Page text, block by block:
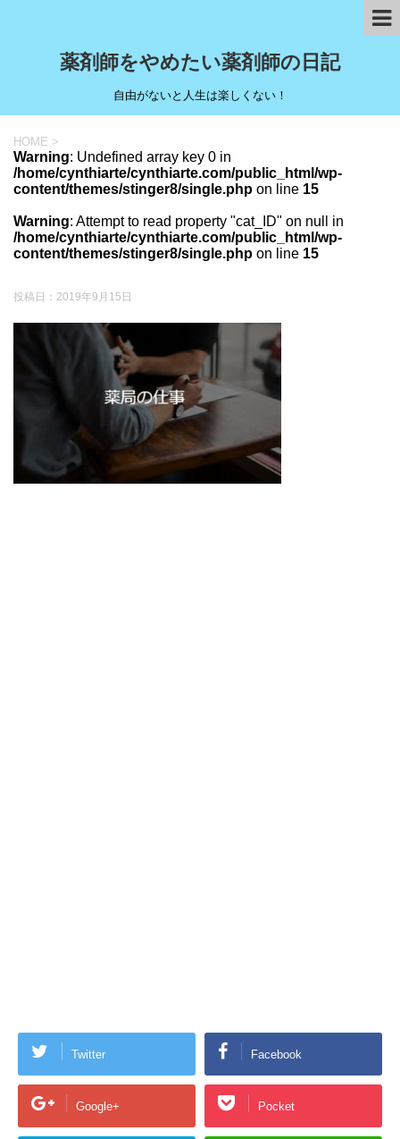
薬剤師をやめたい薬剤師の日記
自由がないと人生は楽しくない！
HOME >
Warning: Undefined array key 0 in
/home/cynthiarte/cynthiarte.com/public_html/wp-
content/themes/stinger8/single.php on line 15
Warning: Attempt to read property "cat_ID" on null in
/home/cynthiarte/cynthiarte.com/public_html/wp-
content/themes/stinger8/single.php on line 15
投稿日： 2019年9月15日
Twitter Facebook
Google+ Pocket